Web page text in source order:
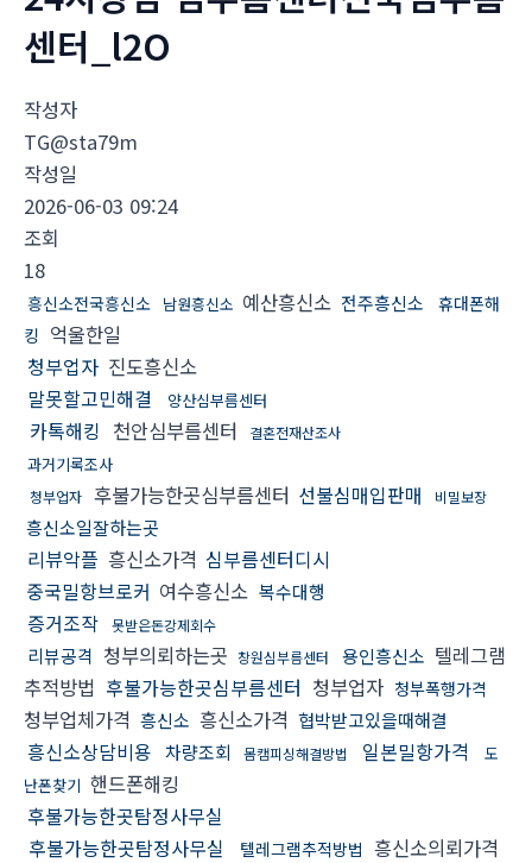
센터_l2O
작성자
TG@sta79m
작성일
2026-06-03 09:24
조회
18
흥신소전국흥신소 남원흥신소 예산흥신소 전주흥신소
휴대폰해
킹 억울한일
청부업자 진도흥신소
말못할고민해결
양산심부름센터
카톡해킹 천안심부름센터 결혼전재산조사
과거기록조사
청부업자 후불가능한곳심부름센터 선불심매입판매 비밀보장
흥신소일잘하는곳
리뷰악플 흥신소가격 심부름센터디시
중국밀항브로커 여수흥신소 복수대행
증거조작 못받은돈강제회수
리뷰공격 청부의뢰하는곳 창원심부름센터 용인흥신소 텔레그램
추적방법 후불가능한곳심부름센터 청부업자 청부폭행가격
청부업체가격 흥신소 흥신소가격 협박받고있을때해결
흥신소상담비용 차량조회 몸캠피싱해결방법 일본밀항가격
도
난폰찾기 핸드폰해킹
후불가능한곳탐정사무실
후불가능한곳탐정사무실
텔레그램추적방법 흥신소의뢰가격